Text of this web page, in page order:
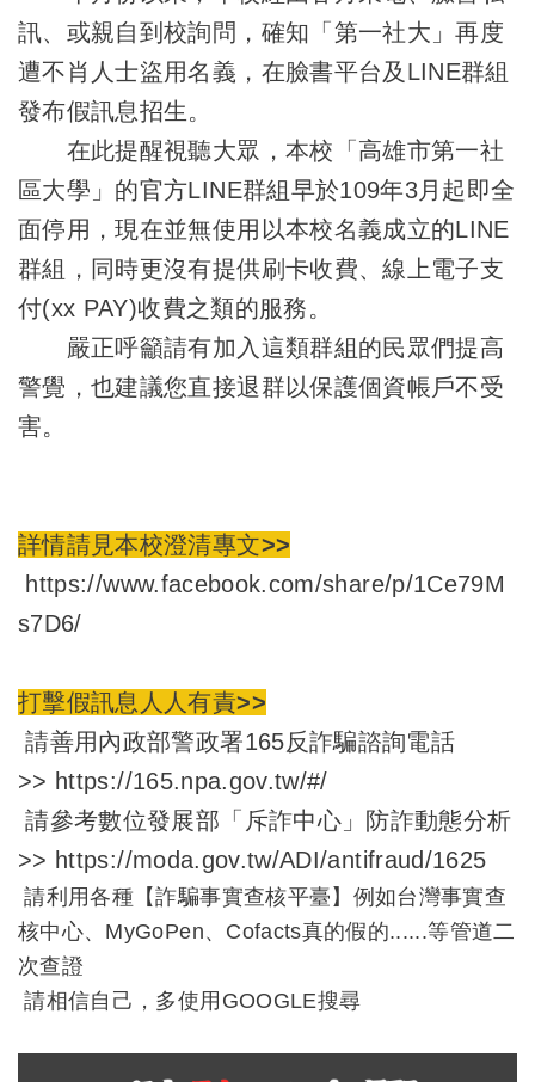
訊、或親自到校詢問，確知「第一社大」再度
遭不肖人士盜用名義，在臉書平台及LINE群組
發布假訊息招生。
在此提醒視聽大眾，本校「高雄市第一社
區大學」的官方LINE群組早於109年3月起即全
面停用，現在並無使用以本校名義成立的LINE
群組，同時更沒有提供刷卡收費、線上電子支
付(xx PAY)收費之類的服務。
嚴正呼籲請有加入這類群組的民眾們提高
警覺，也建議您直接退群以保護個資帳戶不受
害。
詳情請見本校澄清專文>>
https://www.facebook.com/share/p/1Ce79M
s7D6/
打擊假訊息人人有責>>
請善用內政部警政署165反詐騙諮詢電話
>> https://165.npa.gov.tw/#/
請參考數位發展部「斥詐中心」防詐動態分析
>> https://moda.gov.tw/ADI/antifraud/1625
請利用各種【詐騙事實查核平臺】例如台灣事實查
核中心、MyGoPen、Cofacts真的假的......等管道二
次查證
請相信自己，多使用GOOGLE搜尋